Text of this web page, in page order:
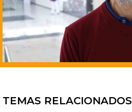
TEMAS RELACIONADOS